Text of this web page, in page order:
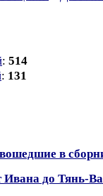
: 514
: 131
в
до Тянь-